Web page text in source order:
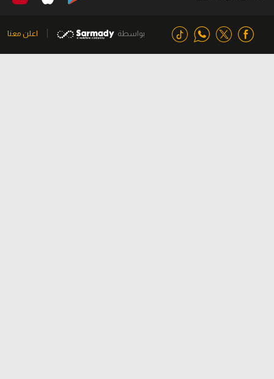
بواسطة اعلن معنا